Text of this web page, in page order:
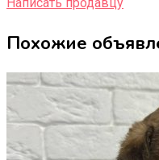
Похожие